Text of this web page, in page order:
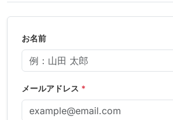
お名前
メールアドレス *